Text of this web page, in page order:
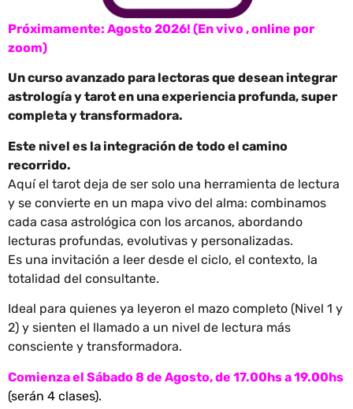
Próximamente: Agosto 2026! (En vivo , online por
zoom)
Un curso avanzado para lectoras que desean integrar
astrología y tarot en una experiencia profunda, super
completa y transformadora.
Este nivel es la integración de todo el camino
recorrido.
Aquí el tarot deja de ser solo una herramienta de lectura
y se convierte en un mapa vivo del alma: combinamos
cada casa astrológica con los arcanos, abordando
lecturas profundas, evolutivas y personalizadas.
Es una invitación a leer desde el ciclo, el contexto, la
totalidad del consultante.
Ideal para quienes ya leyeron el mazo completo (Nivel 1 y
2) y sienten el llamado a un nivel de lectura más
consciente y transformadora.
Comienza el Sábado 8 de Agosto, de 17.00hs a 19.00hs
(serán 4 clases).